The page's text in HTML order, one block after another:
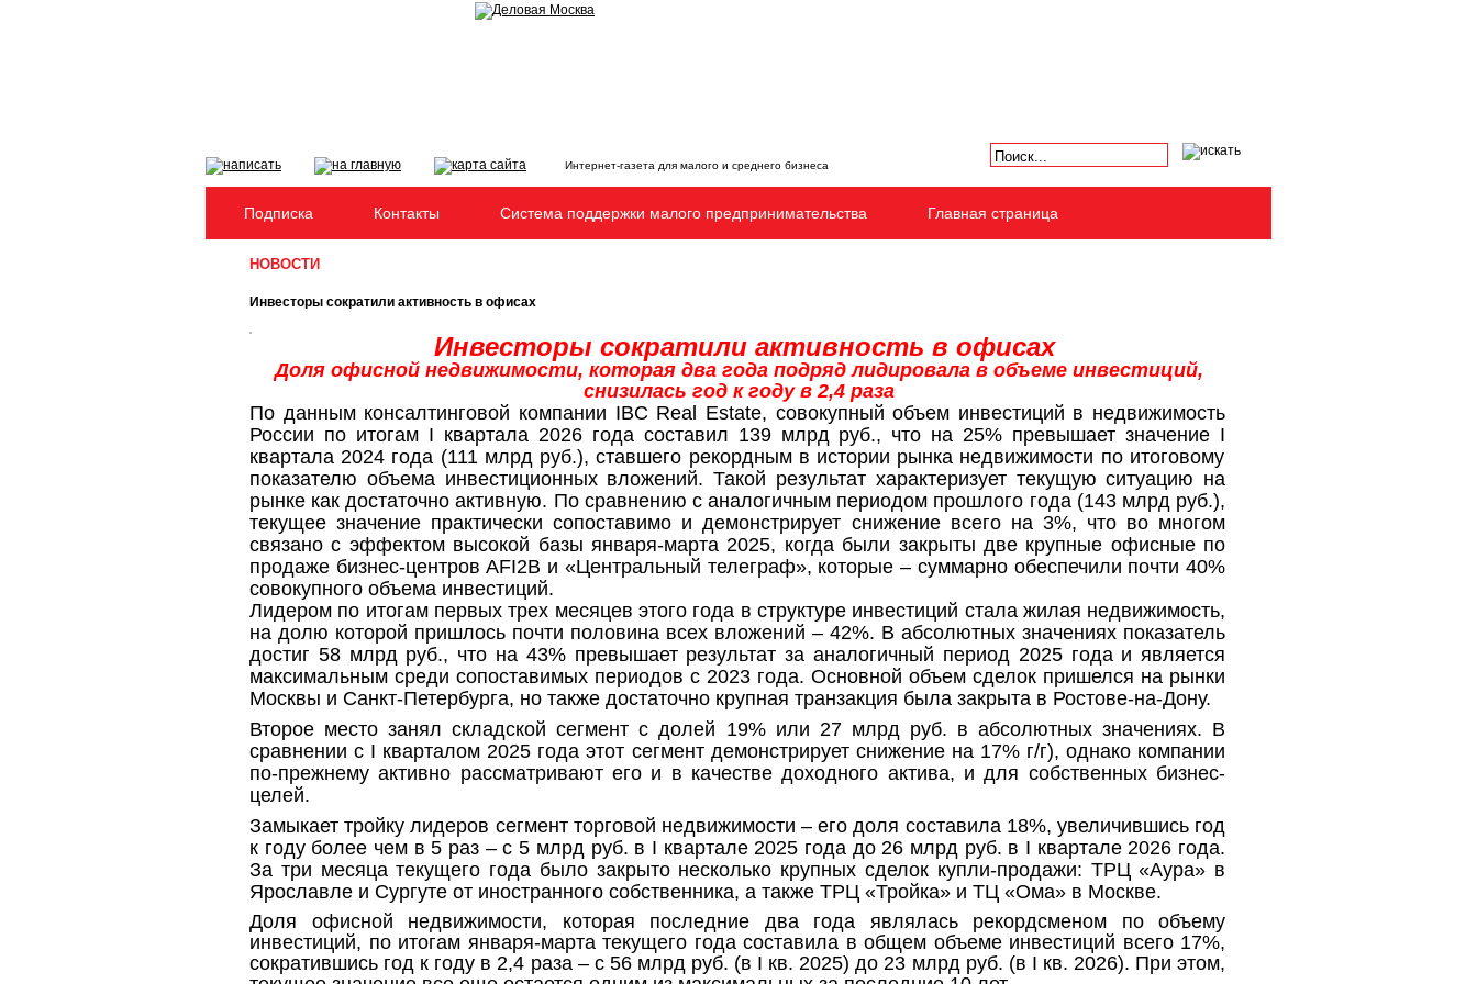
Интернет-газета для малого и среднего бизнеса
Подписка Контакты Система поддержки малого предпринимательства Главная страница
НОВОСТИ
Инвесторы сократили активность в офисах
Инвесторы сократили активность в офисах
Доля офисной недвижимости, которая два года подряд лидировала в объеме инвестиций,
снизилась год к году в 2,4 раза
По данным консалтинговой компании IBC Real Estate, совокупный объем инвестиций в недвижимость
России по итогам I квартала 2026 года составил 139 млрд руб., что на 25% превышает значение I
квартала 2024 года (111 млрд руб.), ставшего рекордным в истории рынка недвижимости по итоговому
показателю объема инвестиционных вложений. Такой результат характеризует текущую ситуацию на
рынке как достаточно активную. По сравнению с аналогичным периодом прошлого года (143 млрд руб.),
текущее значение практически сопоставимо и демонстрирует снижение всего на 3%, что во многом
связанос эффектом высокой базы января-марта2025, когда были закрыты две крупные офисные по
продаже бизнес-центров AFI2B и «Центральный телеграф», которые – суммарно обеспечили почти 40%
совокупного объема инвестиций.
Лидером по итогам первых трех месяцев этого года в структуре инвестиций стала жилая недвижимость,
на долю которой пришлось почти половина всех вложений – 42%. В абсолютных значениях показатель
достиг 58 млрд руб., что на 43% превышает результат за аналогичный период 2025 года и является
максимальным среди сопоставимых периодов с 2023 года. Основной объем сделок пришелся на рынки
Москвы и Санкт-Петербурга, но также достаточно крупная транзакция была закрыта в Ростове-на-Дону.
Второе место занял складской сегментс долей 19% или 27 млрд руб. в абсолютных значениях. В
сравнении с I кварталом 2025 года этот сегмент демонстрирует снижение на 17% г/г), однако компании
по-прежнему активно рассматривают его и в качестве доходного актива, и для собственных бизнес-
целей.
Замыкает тройку лидеров сегмент торговой недвижимости – его доля составила 18%, увеличившись год
к году более чем в 5 раз – с 5 млрд руб. в I квартале 2025 года до 26 млрд руб. в I квартале 2026 года.
За три месяца текущего года было закрыто несколько крупных сделок купли-продажи: ТРЦ «Аура» в
Ярославле и Сургуте от иностранного собственника, а также ТРЦ «Тройка» и ТЦ «Ома» в Москве.
Доля офисной недвижимости, которая последние два года являлась рекордсменом по объему
инвестиций, по итогам января-марта текущего года составила в общем объеме инвестиций всего 17%,
сократившись год к году в 2,4 раза – с 56 млрд руб. (в I кв. 2025) до 23 млрд руб. (в I кв. 2026). При этом,